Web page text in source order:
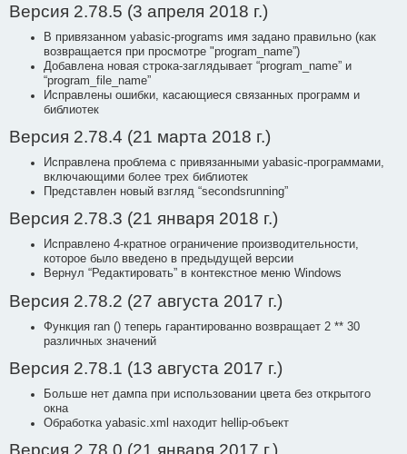
Версия 2.78.5 (3 апреля 2018 г.)
В привязанном yabasic-programs имя задано правильно (как
возвращается при просмотре "program_name”)
Добавлена новая строка-заглядывает “program_name” и
“program_file_name”
Исправлены ошибки, касающиеся связанных программ и
библиотек
Версия 2.78.4 (21 марта 2018 г.)
Исправлена проблема с привязанными yabasic-программами,
включающими более трех библиотек
Представлен новый взгляд “secondsrunning”
Версия 2.78.3 (21 января 2018 г.)
Исправлено 4-кратное ограничение производительности,
которое было введено в предыдущей версии
Вернул “Редактировать” в контекстное меню Windows
Версия 2.78.2 (27 августа 2017 г.)
Функция ran () теперь гарантированно возвращает 2 ** 30
различных значений
Версия 2.78.1 (13 августа 2017 г.)
Больше нет дампа при использовании цвета без открытого
окна
Обработка yabasic.xml находит hellip-объект
Версия 2.78.0 (21 января 2017 г.)